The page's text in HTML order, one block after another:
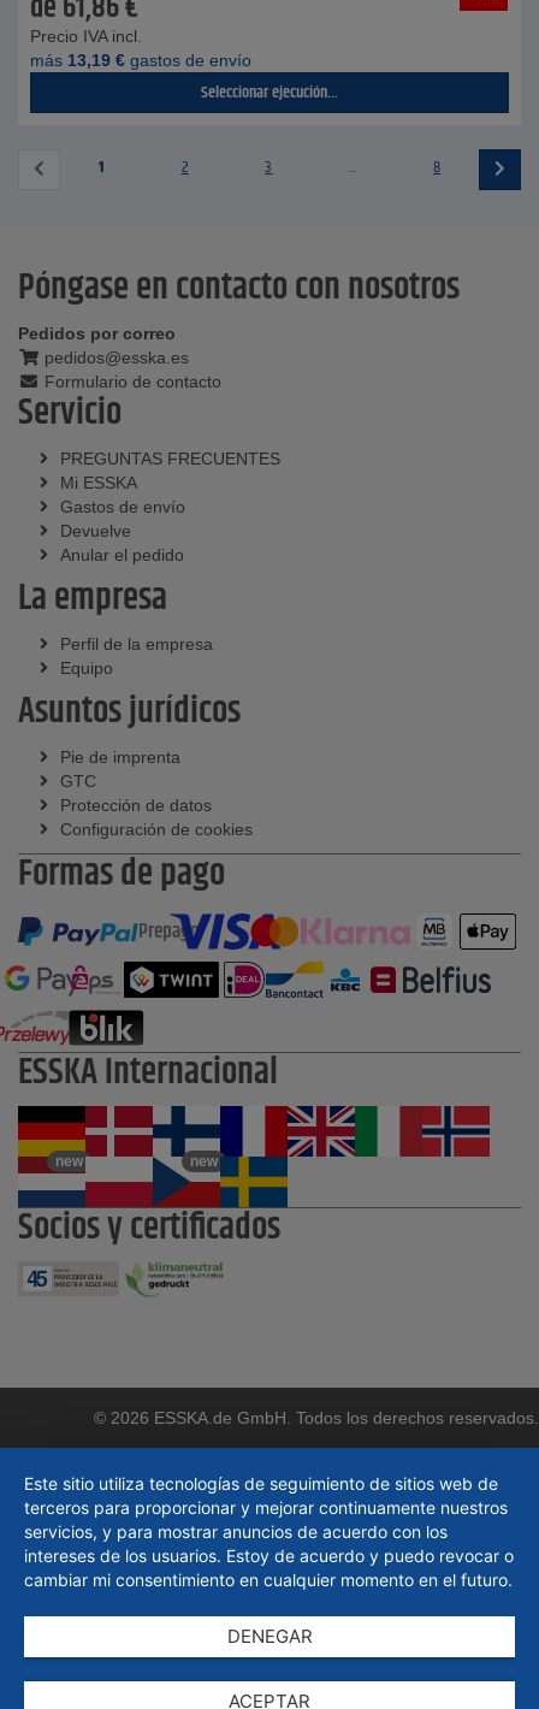
Precio IVA incl.
más 13,19 € gastos de envío
Seleccionar ejecución...
1 2 3 ... 8
Póngase en contacto con nosotros
Pedidos por correo
pedidos@esska.es
Formulario de contacto
Servicio
PREGUNTAS FRECUENTES
Mi ESSKA
Gastos de envío
Devuelve
Anular el pedido
La empresa
Perfil de la empresa
Equipo
Asuntos jurídicos
Pie de imprenta
GTC
Protección de datos
Configuración de cookies
Formas de pago
Prepago
ESSKA Internacional
new new
Socios y certificados
© 2026 ESSKA.de GmbH. Todos los derechos reservados.
Este sitio utiliza tecnologías de seguimiento de sitios web de
terceros para proporcionar y mejorar continuamente nuestros
servicios, y para mostrar anuncios de acuerdo con los
intereses de los usuarios. Estoy de acuerdo y puedo revocar o
cambiar mi consentimiento en cualquier momento en el futuro.
DENEGAR
ACEPTAR